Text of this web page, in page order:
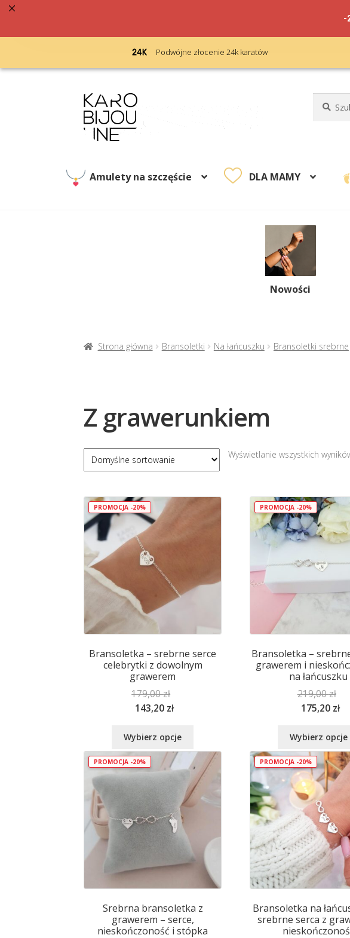
-
Podwójne złocenie 24k karatów
Przejdź
do
nawigacji
Przejdź
do
treści
Amulety na szczęście DLA MAMY
Nowości
Strona główna Bransoletki Na łańcuszku Bransoletki srebrne
Z grawerunkiem
Wyświetlanie wszystkich
PROMOCJA -20%
Bransoletka – srebrne serce
celebrytki z dowolnym
grawerem
179,00zł
143,20 zł
Wybierz opcje
ma
wiele
wariantów.
Opcje
można
stronie
produktu
PROMOCJA -20%
Bransoletka –
grawerem i
na łańcuszku
219,00zł
175,20 zł
Wybierz opcje
PROMOCJA -20%
Srebrna bransoletka z
grawerem – serce,
nieskończoność i stópka
PROMOCJA -20%
Bransoletka na
srebrne serca z